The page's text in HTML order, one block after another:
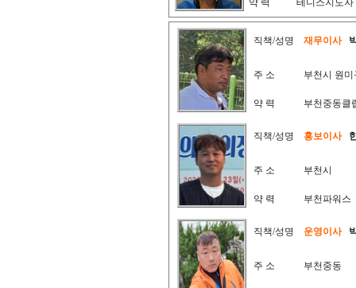
약 력 테니스지도자
직책/성명 재무이사
주 소 부천시 원
약 력 부천중동클
직책/성명 홍보이사
주 소 부천시
약 력 부천파워스
직책/성명 운영이사
주 소 부천중동